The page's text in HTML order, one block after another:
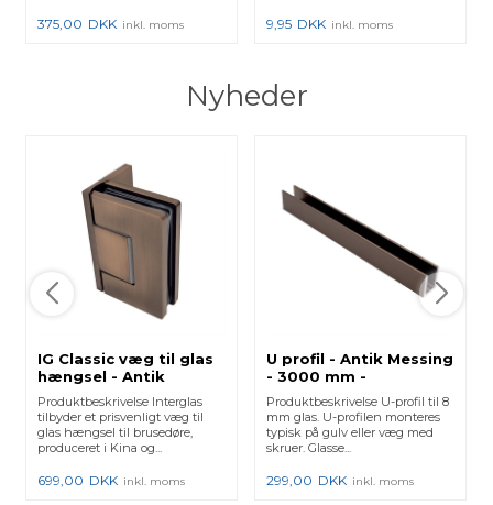
375,00 DKK inkl. moms 9,95 DKK inkl. moms
Nyheder
IG Classic væg til glas
hængsel - Antik
Messing - 1 stk.
Produktbeskrivelse Interglas
tilbyder et prisvenligt væg til
glas hængsel til brusedøre,
produceret i Kina og...
699,00 DKK inkl. moms
U profil - Antik Messing
- 3000 mm -
19x14,3x19x2 mm
Produktbeskrivelse U-profil til 8
mm glas. U-profilen monteres
typisk på gulv eller væg med
skruer. Glasse...
299,00 DKK inkl. moms